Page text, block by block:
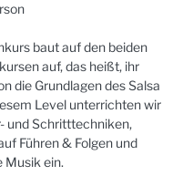
baut auf den beiden
auf, das heißt, ihr
die Grundlagen des Salsa
Level unterrichten wir
und Schritttechniken,
Führen & Folgen und
Musik ein.